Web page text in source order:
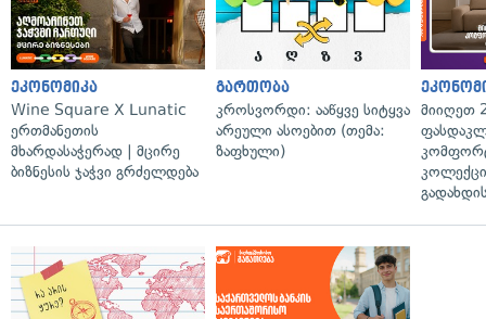
ეკონომიკა
Wine Square X Lunatic
ერთმანეთის
მხარდასაჭერად | მცირე
ბიზნესის ჯაჭვი გრძელდება
გართობა
კროსვორდი: ააწყვე სიტყვა
არეული ასოებით (თემა:
ზაფხული)
მიიღეთ